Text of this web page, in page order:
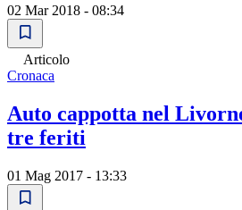
02 Mar 2018 - 08:34
Articolo
Cronaca
Auto cappotta nel
tre feriti
01 Mag 2017 - 13:33